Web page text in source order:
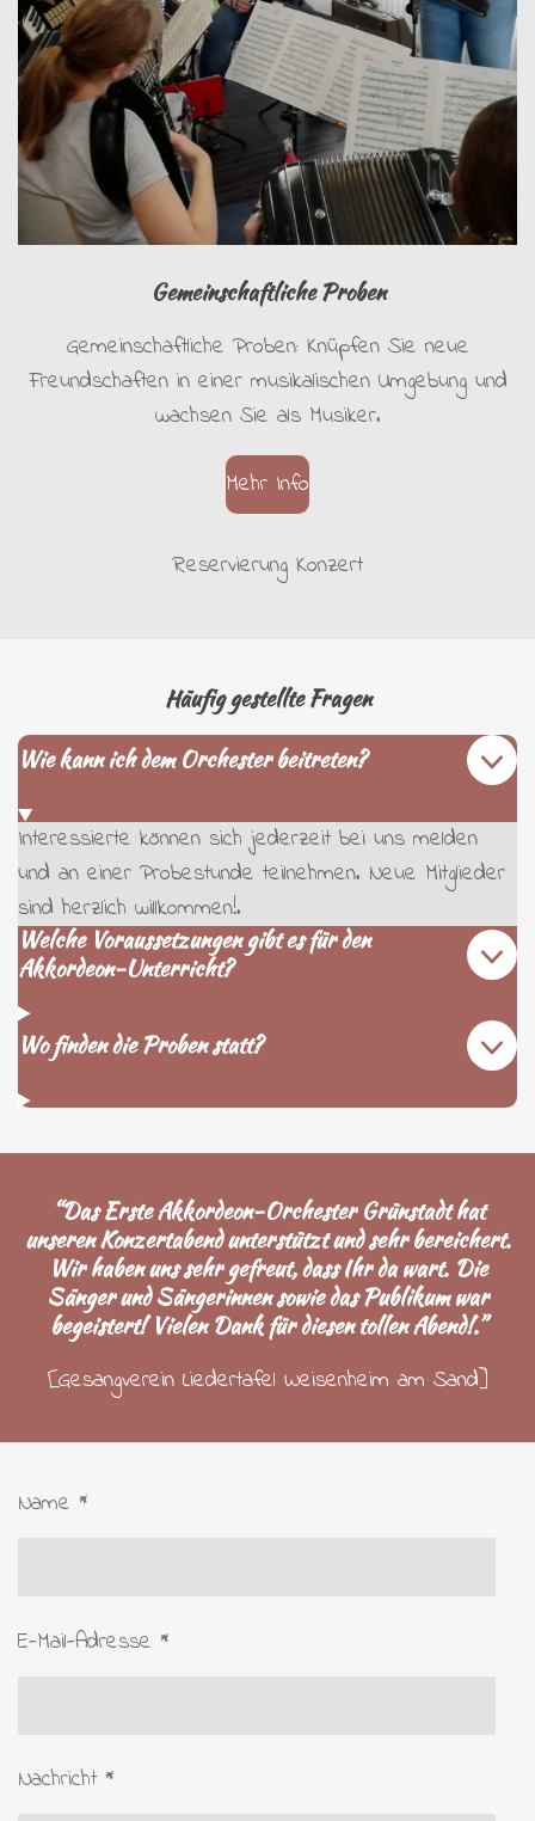
Gemeinschaftliche Proben
Gemeinschaftliche Proben: Knüpfen Sie neue
Freundschaften in einer musikalischen Umgebung und
wachsen Sie als Musiker.
Mehr Info
Reservierung Konzert
Häufig gestellte Fragen
Wie kann ich dem Orchester beitreten?
Interessierte können sich jederzeit bei uns melden
und an einer Probestunde teilnehmen. Neue Mitglieder
sind herzlich willkommen!.
Welche Voraussetzungen gibt es für den
Akkordeon-Unterricht?
Wo finden die Proben statt?
“Das Erste Akkordeon-Orchester Grünstadt hat
unseren Konzertabend unterstützt und sehr bereichert.
Wir haben uns sehr gefreut, dass Ihr da wart. Die
Sänger und Sängerinnen sowie das Publikum war
begeistert! Vielen Dank für diesen tollen Abend!.”
[Gesangverein Liedertafel Weisenheim am Sand]
Name *
E-Mail-Adresse *
Nachricht *